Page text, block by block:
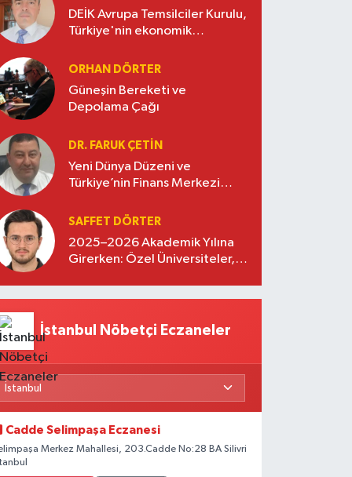
DEİK Avrupa Temsilciler Kurulu,
Türkiye'nin ekonomik
oluşturuyor
ORHAN DÖRTER
Güneşin Bereketi ve
Depolama Çağı
DR. FARUK ÇETİN
Yeni Dünya Düzeni ve
Türkiye’nin Finans Merkezi
SAFFET DÖRTER
2025–2026 Akademik Yılına
Girerken: Özel Üniversiteler,
İstanbul Nöbetçi Eczaneler
Cadde Selimpaşa Eczanesi
Merkez Mahallesi, 203.Cadde No:28 BA Silivri